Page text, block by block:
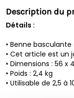
Description du
Détails :
• Benne
• Cet article est un
• Dimensions : 56 x
• Poids : 2,4 kg
• Utilisable de 2,5 à